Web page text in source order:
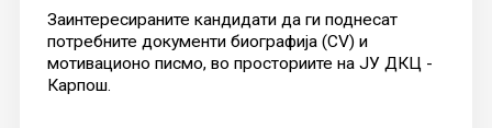
Заинтересираните кандидати да ги поднесат
потребните документи биографија (CV) и
мотивационо писмо, во просториите на ЈУ ДКЦ -
Карпош.